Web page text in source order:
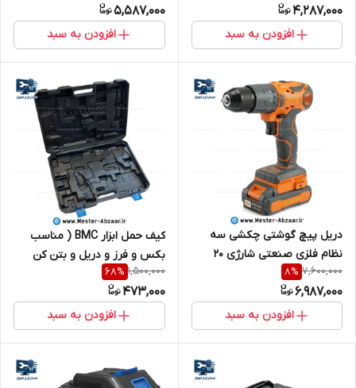
4,287,000
افزودن به سبد
5,587,000
افزودن به سبد
دریل پیچ گوشتی چکشی سه
نظام فلزی صنعتی شارژی 20
ولت براشلس آنکور با گارانتی و
کیف مدل anchor DCE15
7,600,000
8%
6,987,000
افزودن به سبد
کیف حمل ابزار BMC ( مناسب
بکس و فرز و دریل و بتن کن
2403 BAG بدون دستگاه شارژی
1,500,000
68%
473,000
افزودن به سبد